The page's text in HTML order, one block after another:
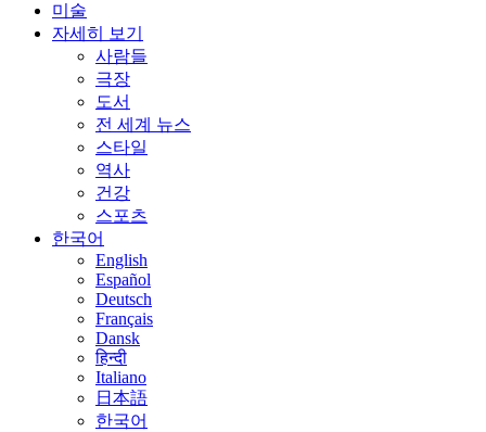
미술
자세히 보기
사람들
극장
도서
전 세계 뉴스
스타일
역사
건강
스포츠
한국어
English
Español
Deutsch
Français
Dansk
हिन्दी
Italiano
日本語
한국어